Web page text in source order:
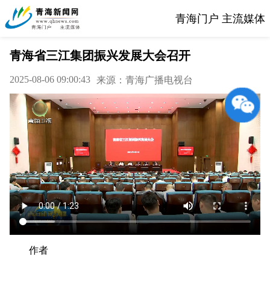
青海门户 主流媒体
青海省三江集团振兴发展大会召开
2025-08-06 09:00:43 来源：青海广播电视台
作者